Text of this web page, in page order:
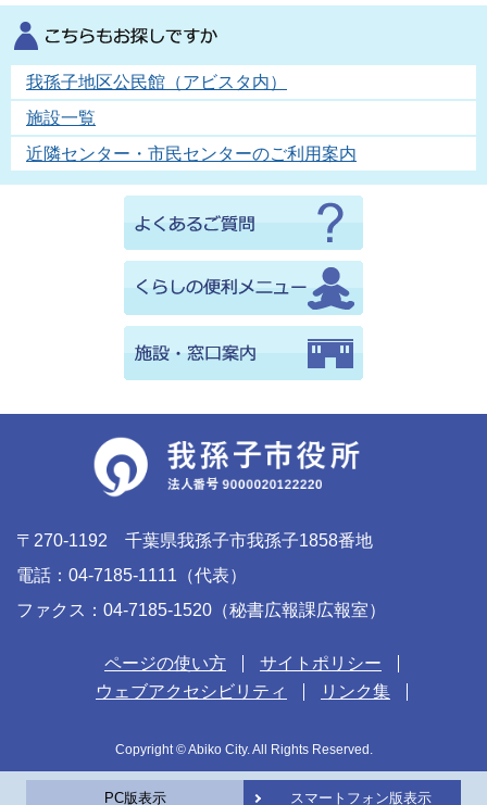
我孫子地区公民館（アビスタ内）
施設一覧
近隣センター・市民センターのご利用案内
〒270-1192 千葉県我孫子市我孫子1858番地
電話：04-7185-1111（代表）
ファクス：04-7185-1520（秘書広報課広報室）
ページの使い方
サイトポリシー
ウェブアクセシビリティ
リンク集
Copyright © Abiko City. All Rights Reserved.
PC版表示 スマートフォン版表示